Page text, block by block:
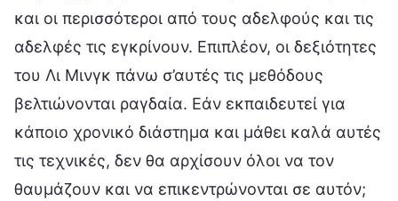
και οι περισσότεροι από τους αδελφούς και τις
αδελφές τις εγκρίνουν. Επιπλέον, οι δεξιότητες
του Λι Μινγκ πάνω σ’αυτές τις μεθόδους
βελτιώνονται ραγδαία. Εάν εκπαιδευτεί για
κάποιο χρονικό διάστημα και μάθει καλά αυτές
τις τεχνικές, δεν θα αρχίσουν όλοι να τον
θαυμάζουν και να επικεντρώνονται σε αυτόν;